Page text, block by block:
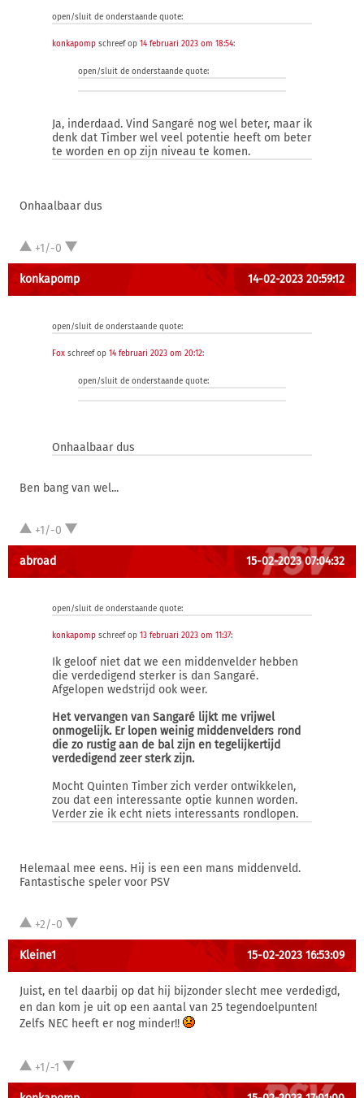
open/sluit de onderstaande quote:
konkapomp schreef op 14 februari 2023 om 18:54:
open/sluit de onderstaande quote:
Ja, inderdaad. Vind Sangaré nog wel beter, maar ik
denk dat Timber wel veel potentie heeft om beter
te worden en op zijn niveau te komen.
Onhaalbaar dus
+1/-0
konkapomp 14-02-2023 20:59:12
open/sluit de onderstaande quote:
Fox schreef op 14 februari 2023 om 20:12:
open/sluit de onderstaande quote:
Onhaalbaar dus
Ben bang van wel...
+1/-0
abroad 15-02-2023 07:04:32
open/sluit de onderstaande quote:
konkapomp schreef op 13 februari 2023 om 11:37:
Ik geloof niet dat we een middenvelder hebben
die verdedigend sterker is dan Sangaré.
Afgelopen wedstrijd ook weer.
Het vervangen van Sangaré lijkt me vrijwel
onmogelijk. Er lopen weinig middenvelders rond
die zo rustig aan de bal zijn en tegelijkertijd
verdedigend zeer sterk zijn.
Mocht Quinten Timber zich verder ontwikkelen,
zou dat een interessante optie kunnen worden.
Verder zie ik echt niets interessants rondlopen.
Helemaal mee eens. Hij is een een mans middenveld.
Fantastische speler voor PSV
+2/-0
Kleine1 15-02-2023 16:53:09
Juist, en tel daarbij op dat hij bijzonder slecht mee verdedigd,
en dan kom je uit op een aantal van 25 tegendoelpunten!
Zelfs NEC heeft er nog minder!!
+1/-1